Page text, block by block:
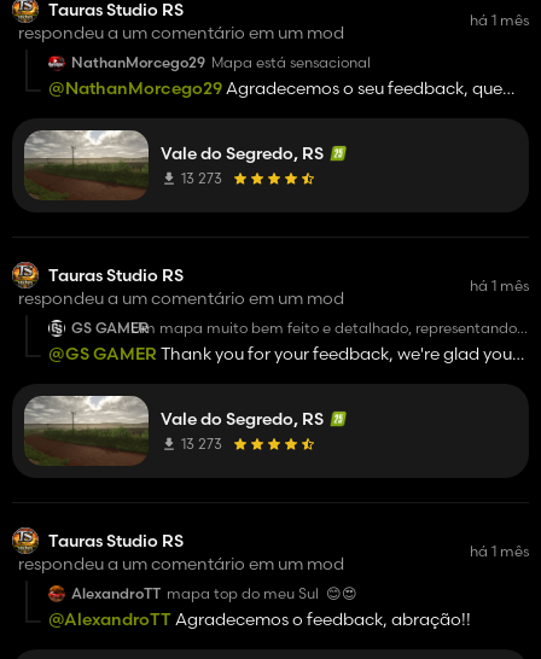
Tauras Studio RS
respondeu a um comentário em um mod
há 1 mês
NathanMorcego29 Mapa está sensacional
@NathanMorcego29Agradecemos o seu feedback, que
Vale do Segredo, RS
13 273
Tauras Studio RS
respondeu a um comentário em um mod
há 1 mês
GS GAMERUm mapa muito bem feito e detalhado, representando
muito bem o Rio Grande do Sul, vale muito a pena jogar
nele!!! A very well-made and detailed map, representing
on!!!
@GS GAMER Thank you for your feedback, we're glad you
Vale do Segredo, RS
13 273
Tauras Studio RS
respondeu a um comentário em um mod
há 1 mês
AlexandroTT mapa top do meu Sul 😊😍
@AlexandroTT Agradecemos o feedback, abração!!